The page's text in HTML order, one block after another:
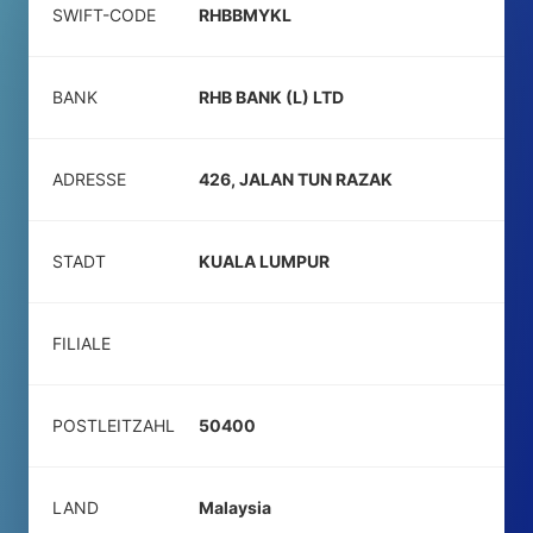
SWIFT-CODE RHBBMYKL
BANK RHB BANK (L) LTD
ADRESSE 426, JALAN TUN RAZAK
STADT KUALA LUMPUR
FILIALE
POSTLEITZAHL 50400
LAND Malaysia